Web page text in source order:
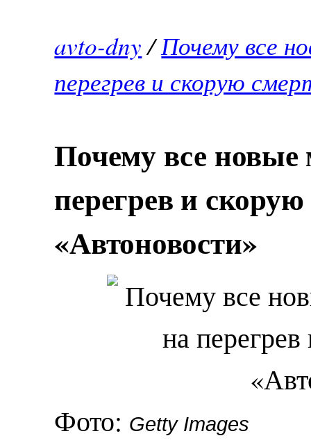
avto-dny/Почему все
перегрев и скорую
Почему все
перегрев и
«Автоновости»
Фото: Getty Images